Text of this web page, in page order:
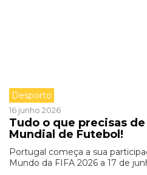
Desporto
16 junho 2026
Tudo o que precisas
Mundial de Futebol!
Portugal começa a sua
Mundo da FIFA 2026 a 17 de